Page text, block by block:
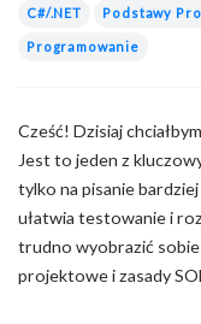
C#/.NET Podstawy
Programowanie
Cześć! Dzisiaj
Jest to jeden z
tylko na pisanie
ułatwia testowanie i
trudno wyobrazić
projektowe i zasady